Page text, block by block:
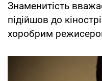
Знаменитість
підійшов до
хоробрим